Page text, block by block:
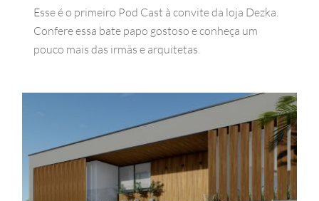
Esse é o primeiro Pod Cast à convite da loja Dezka.
Confere essa bate papo gostoso e conheça um
pouco mais das irmãs e arquitetas.